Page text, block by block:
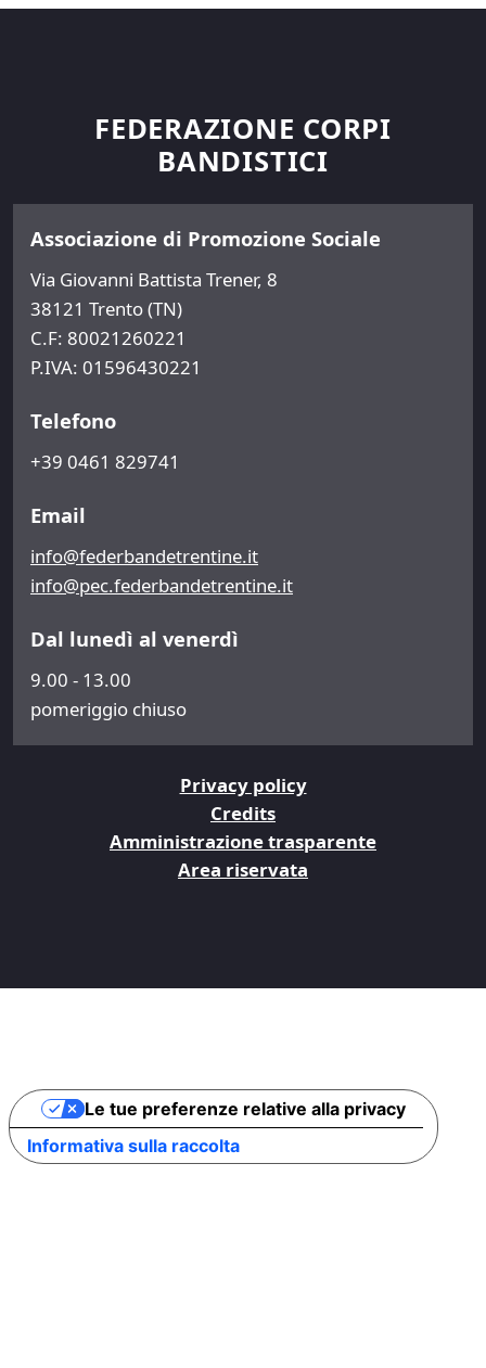
FEDERAZIONE CORPI
BANDISTICI
Associazione di Promozione Sociale
Via Giovanni Battista Trener, 8
38121 Trento (TN)
C.F: 80021260221
P.IVA: 01596430221
Telefono
+39 0461 829741
Email
info@federbandetrentine.it
info@pec.federbandetrentine.it
Dal lunedì al venerdì
9.00 - 13.00
pomeriggio chiuso
Privacy policy
Credits
Amministrazione trasparente
Area riservata
Informativa sulla raccolta
Le tue preferenze relative alla privacy